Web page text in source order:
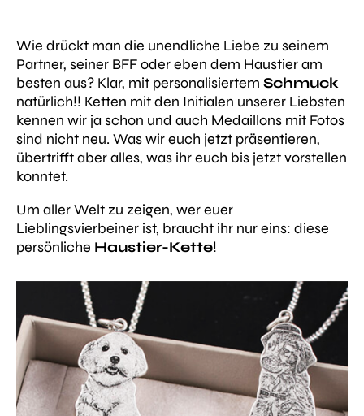
Wie drückt man die unendliche Liebe zu seinem
Partner, seiner BFF oder eben dem Haustier am
besten aus? Klar, mit personalisiertem Schmuck
natürlich!! Ketten mit den Initialen unserer Liebsten
kennen wir ja schon und auch Medaillons mit Fotos
sind nicht neu. Was wir euch jetzt präsentieren,
übertrifft aber alles, was ihr euch bis jetzt vorstellen
konntet.
Um aller Welt zu zeigen, wer euer
Lieblingsvierbeiner ist, braucht ihr nur eins: diese
persönliche Haustier-Kette!